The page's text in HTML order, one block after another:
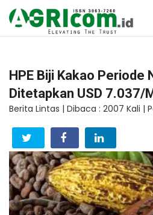
HPE Biji Kakao Periode
Ditetapkan USD 7.037/
Berita Lintas | Dibaca : 2007 Kali |